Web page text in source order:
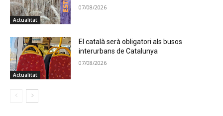
Actualitat
07/08/2026
Actualitat
El català serà obligatori als busos
interurbans de Catalunya
07/08/2026